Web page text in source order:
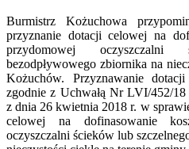
Burmistrz Kożuchowa
przyznanie dotacji celowej na
przydomowej
bezodpływowego zbiornika na
Kożuchów. Przyznawanie
zgodnie z Uchwałą Nr LVI/452/
z dnia 26 kwietnia 2018 r. w
celowej na dofinasowanie
oczyszczalni ścieków lub